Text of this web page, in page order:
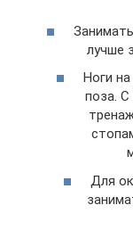
лучше
Ноги
поза. С
Для